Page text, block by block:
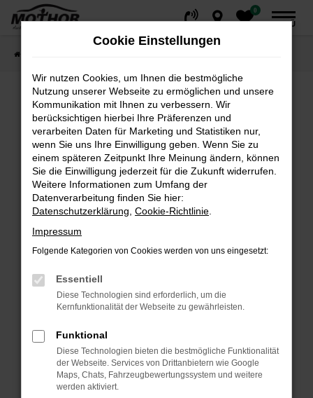
Zum
0
MENÜ
Fehler: Network Error
Beim Laden ist ein Fehler aufgetreten.
Hier sind ein paar Tipps, die dir helfen können:
Überprüfe deine Firewall und deine
Internetverbindung.
Suchmaschine?
Manche Erweiterungen, wie Werbeblocker,
können das Laden bestimmter Seiten
verhindern. Funktioniert die Seite in einem
Fenster?
Starte dein Gerät neu.
Das kann manchmal helfen, vorübergehende
Probleme zu beheben.
Cookie Einstellungen
Wir nutzen Cookies, um Ihnen die bestmögliche
Nutzung unserer Webseite zu ermöglichen und unsere
Kommunikation mit Ihnen zu verbessern. Wir
berücksichtigen hierbei Ihre Präferenzen und
verarbeiten Daten für Marketing und Statistiken nur,
wenn Sie uns Ihre Einwilligung geben. Wenn Sie zu
einem späteren Zeitpunkt Ihre Meinung ändern, können
Sie die Einwilligung jederzeit für die Zukunft widerrufen.
Weitere Informationen zum Umfang der
Datenverarbeitung finden Sie hier:
Datenschutzerklärung Cookie-Richtlinie
Impressum
Folgende Kategorien von Cookies werden von uns eingesetzt:
Essentiell
Diese Technologien sind erforderlich, um die
Kernfunktionalität der Webseite zu gewährleisten.
Funktional
Diese Technologien bieten die bestmögliche Funktionalität
der Webseite. Services von Drittanbietern wie Google
Maps, Chats, Fahrzeugbewertungssystem und weitere
werden aktiviert.